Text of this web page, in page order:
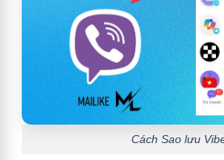
Cách Sao lưu